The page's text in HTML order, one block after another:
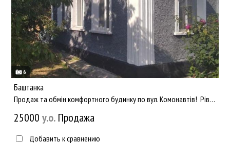
6
Баштанка
Продаж та обмін комфортного будинку по вул. Комонавтів! Рівноцінний обмін на 3-х кімнатну квартиру в центрі -...
25000 y.о. Продажа
Добавить к сравнению